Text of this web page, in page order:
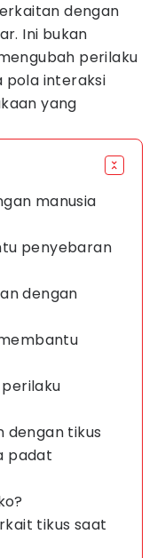
dengan
Ini bukan
perilaku
pola interaksi
yang
manusia
penyebaran
dengan
dengan tikus
padat
tikus saat